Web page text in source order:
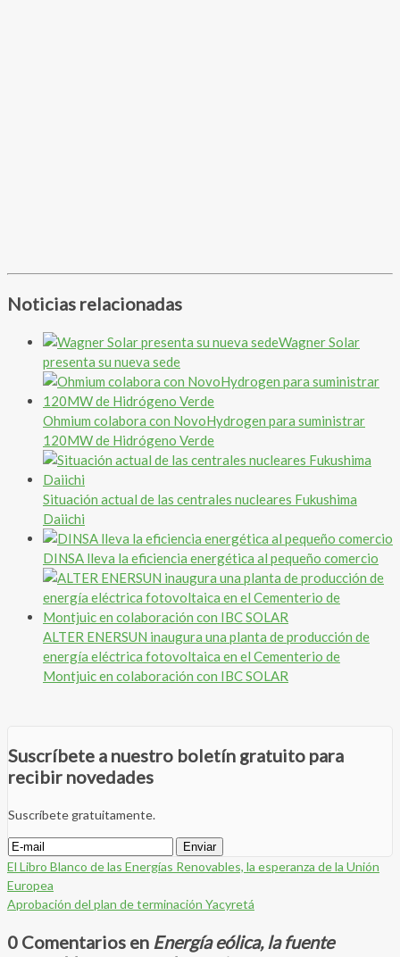
Noticias relacionadas
Wagner Solar
presenta su nueva sede
Ohmium colabora con NovoHydrogen para suministrar
120MW de Hidrógeno Verde
Situación actual de las centrales nucleares Fukushima
Daiichi
DINSA lleva la eficiencia energética al pequeño comercio
ALTER ENERSUN inaugura una planta de producción de
energía eléctrica fotovoltaica en el Cementerio de
Montjuic en colaboración con IBC SOLAR
Suscríbete a nuestro boletín gratuito para
recibir novedades
Suscríbete gratuitamente.
El Libro Blanco de las Energías Renovables, la esperanza de la Unión
Europea
Aprobación del plan de terminación Yacyretá
0 Comentarios en Energía eólica, la fuente